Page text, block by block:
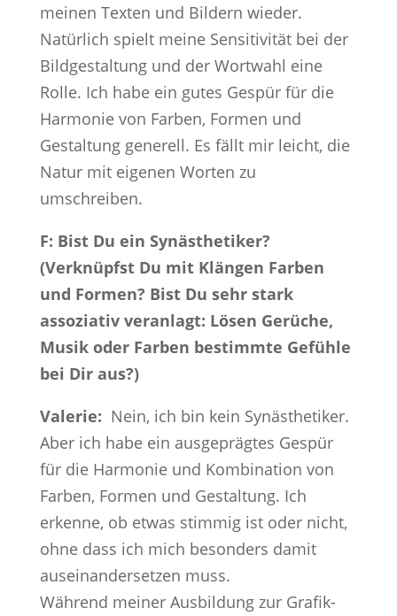
meinen Texten und Bildern wieder.
Natürlich spielt meine Sensitivität bei der
Bildgestaltung und der Wortwahl eine
Rolle. Ich habe ein gutes Gespür für die
Harmonie von Farben, Formen und
Gestaltung generell. Es fällt mir leicht, die
Natur mit eigenen Worten zu
umschreiben.
F: Bist Du ein Synästhetiker?
(Verknüpfst Du mit Klängen Farben
und Formen? Bist Du sehr stark
assoziativ veranlagt: Lösen Gerüche,
Musik oder Farben bestimmte Gefühle
bei Dir aus?)
Valerie: Nein, ich bin kein Synästhetiker.
Aber ich habe ein ausgeprägtes Gespür
für die Harmonie und Kombination von
Farben, Formen und Gestaltung. Ich
erkenne, ob etwas stimmig ist oder nicht,
ohne dass ich mich besonders damit
auseinandersetzen muss.
Während meiner Ausbildung zur Grafik-